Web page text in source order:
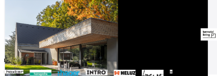
Partneři